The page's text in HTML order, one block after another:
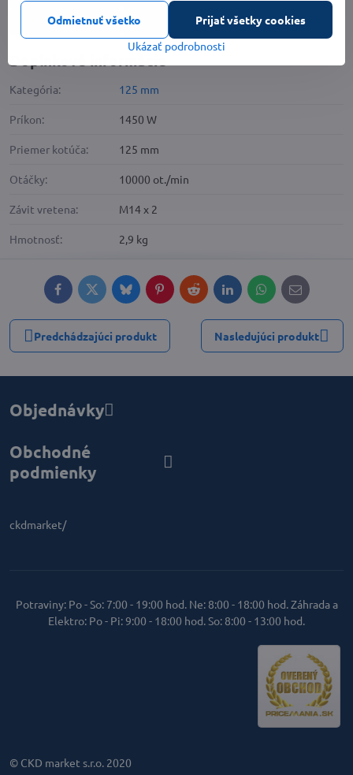
Uhlové brúsky
Doplnkové informácie
Kategória: 125 mm
Príkon: 1450 W
Priemer kotúča: 125 mm
Otáčky: 10000 ot./min
Závit vretena: M14 x 2
Hmotnosť: 2,9 kg
FacebookTwitterBlueskyPinterestRedditLinkedInWhatsApp
E-
mail
Predchádzajúci produkt Nasledujúci produkt
Objednávky
Obchodné
podmienky
ckdmarket/
Potraviny: Po - So: 7:00 - 19:00 hod. Ne: 8:00 - 18:00 hod. Záhrada a
Elektro: Po - Pi: 9:00 - 18:00 hod. So: 8:00 - 13:00 hod.
© CKD market s.r.o. 2020
Ukázať podrobnosti
Prijať všetky cookies
Odmietnuť všetko